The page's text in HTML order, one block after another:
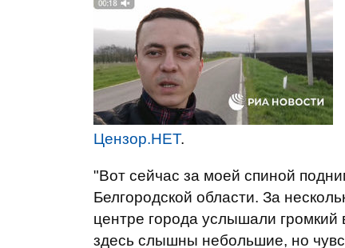
Цензор.НЕТ.
"Вот сейчас за моей спиной
Белгородской области. За
центре города услышали
здесь слышны небольшие, но